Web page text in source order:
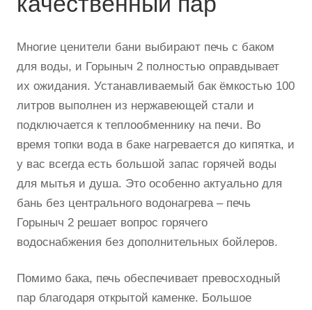
Многие ценители бани выбирают печь с баком
для воды, и Горыныч 2 полностью оправдывает
их ожидания. Устанавливаемый бак ёмкостью 100
литров выполнен из нержавеющей стали и
подключается к теплообменнику на печи. Во
время топки вода в баке нагревается до кипятка, и
у вас всегда есть большой запас горячей воды
для мытья и душа. Это особенно актуально для
бань без центрального водонагрева – печь
Горыныч 2 решает вопрос горячего
водоснабжения без дополнительных бойлеров.
Помимо бака, печь обеспечивает превосходный
пар благодаря открытой каменке. Большое